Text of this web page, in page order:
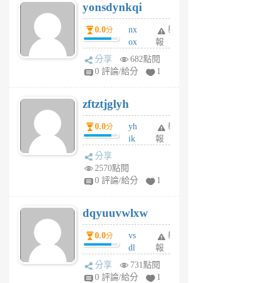
6
個
月
前
yonsdynkqi
0.0分
nx
ox
rh
pe
月
前
舉
報
分享
682點閱
0 評論/給分
1
zftztjglyh
0.0分
yh
ik
tu
6
個
月
前
舉
報
分享
2570點閱
0 評論/給分
1
dqyuuvwlxw
0.0分
vs
dl
sq
fy
舉
報
分享
731點閱
0 評論/給分
1